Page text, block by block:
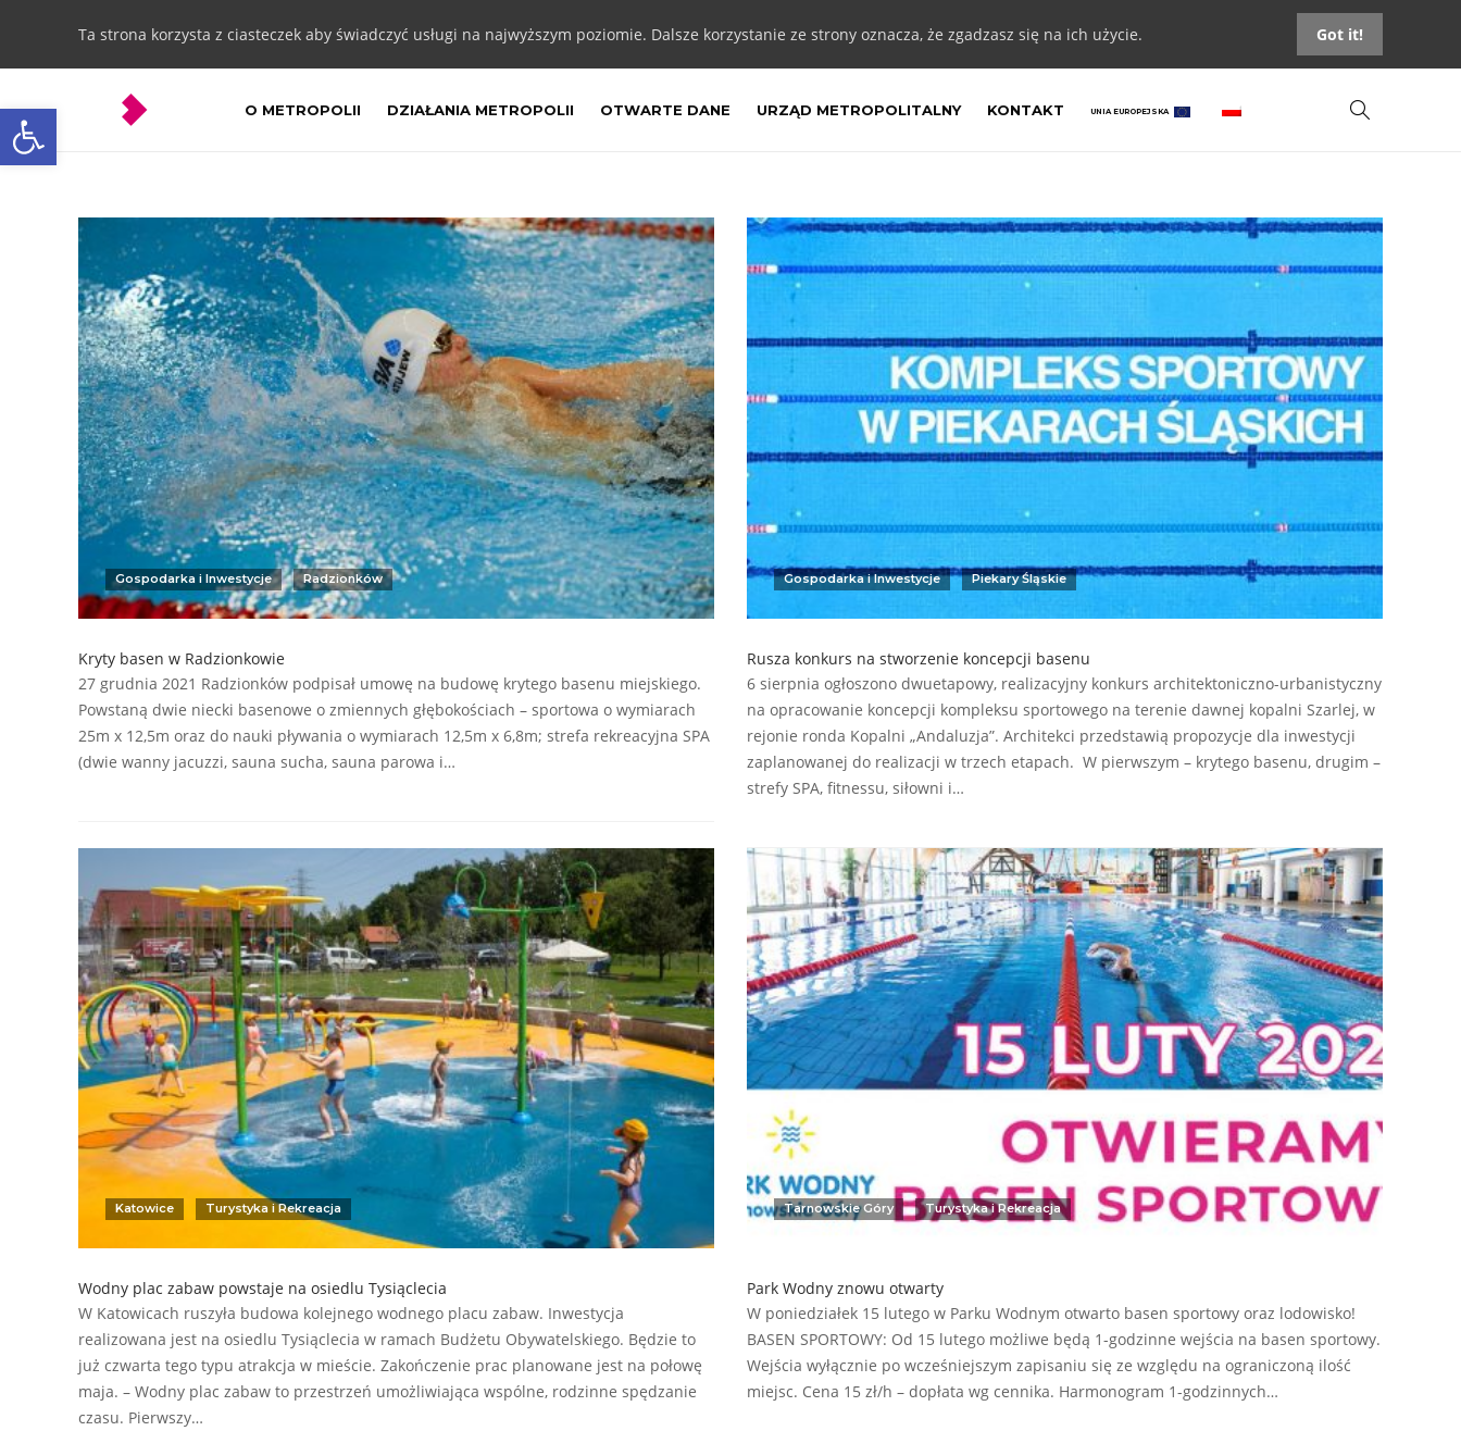
Otwórz pasek narzędzi
Ta strona korzysta z ciasteczek aby świadczyć usługi na najwyższym poziomie. Dalsze korzystanie ze strony oznacza, że zgadzasz się na ich użycie. Got it!
O METROPOLII DZIAŁANIA METROPOLII OTWARTE DANE URZĄD METROPOLITALNY KONTAKT UNIA EUROPEJSKA
Gospodarka i Inwestycje Radzionków
Kryty basen w Radzionkowie
27 grudnia 2021 Radzionków podpisał umowę na budowę krytego basenu miejskiego.
Powstaną dwie niecki basenowe o zmiennych głębokościach – sportowa o wymiarach
25m x 12,5m oraz do nauki pływania o wymiarach 12,5m x 6,8m; strefa rekreacyjna SPA
(dwie wanny jacuzzi, sauna sucha, sauna parowa i…
Gospodarka i Inwestycje Piekary Śląskie
Rusza konkurs na stworzenie koncepcji basenu
6 sierpnia ogłoszono dwuetapowy, realizacyjny konkurs architektoniczno-urbanistyczny
na opracowanie koncepcji kompleksu sportowego na terenie dawnej kopalni Szarlej, w
rejonie ronda Kopalni „Andaluzja”. Architekci przedstawią propozycje dla inwestycji
zaplanowanej do realizacji w trzech etapach. W pierwszym – krytego basenu, drugim –
strefy SPA, fitnessu, siłowni i…
Katowice Turystyka i Rekreacja
Wodny plac zabaw powstaje na osiedlu Tysiąclecia
W Katowicach ruszyła budowa kolejnego wodnego placu zabaw. Inwestycja
realizowana jest na osiedlu Tysiąclecia w ramach Budżetu Obywatelskiego. Będzie to
już czwarta tego typu atrakcja w mieście. Zakończenie prac planowane jest na połowę
maja. – Wodny plac zabaw to przestrzeń umożliwiająca wspólne, rodzinne spędzanie
czasu. Pierwszy…
Tarnowskie Góry Turystyka i Rekreacja
Park Wodny znowu otwarty
W poniedziałek 15 lutego w Parku Wodnym otwarto basen sportowy oraz lodowisko!
BASEN SPORTOWY: Od 15 lutego możliwe będą 1-godzinne wejścia na basen sportowy.
Wejścia wyłącznie po wcześniejszym zapisaniu się ze względu na ograniczoną ilość
miejsc. Cena 15 zł/h – dopłata wg cennika. Harmonogram 1-godzinnych…